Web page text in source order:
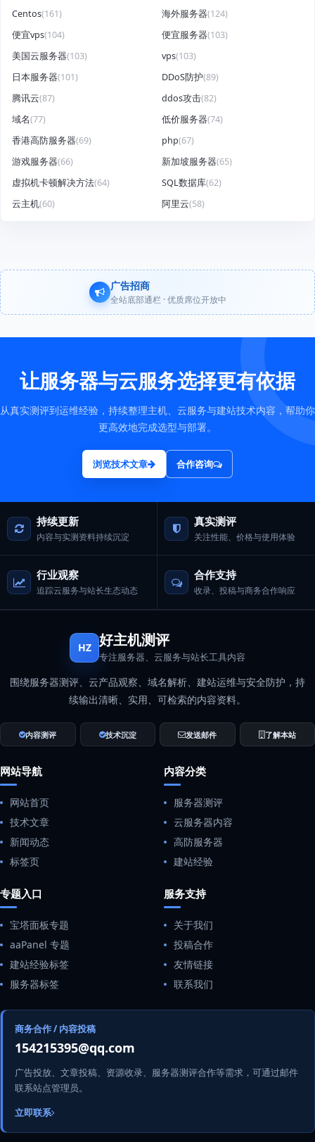
Centos(161) 海外服务器(124)
便宜vps(104) 便宜服务器(103)
美国云服务器(103) vps(103)
日本服务器(101) DDoS防护(89)
腾讯云(87) ddos攻击(82)
域名(77) 低价服务器(74)
香港高防服务器(69) php(67)
游戏服务器(66) 新加坡服务器(65)
虚拟机卡顿解决方法(64) SQL数据库(62)
云主机(60) 阿里云(58)
广告招商
全站底部通栏 · 优质席位开放中
让服务器与云服务选择更有依据
从真实测评到运维经验，持续整理主机、云服务与建站技术内容，帮助你
更高效地完成选型与部署。
浏览技术文章 合作咨询
持续更新
内容与实测资料持续沉淀
真实测评
关注性能、价格与使用体验
行业观察
追踪云服务与站长生态动态
合作支持
收录、投稿与商务合作响应
HZ 好主机测评
专注服务器、云服务与站长工具内容
围绕服务器测评、云产品观察、域名解析、建站运维与安全防护，持
续输出清晰、实用、可检索的内容资料。
内容测评 技术沉淀 发送邮件 了解本站
网站导航
网站首页
技术文章
新闻动态
标签页
内容分类
服务器测评
云服务器内容
高防服务器
建站经验
专题入口
宝塔面板专题
aaPanel 专题
建站经验标签
服务器标签
服务支持
关于我们
投稿合作
友情链接
联系我们
商务合作 / 内容投稿
154215395@qq.com
广告投放、文章投稿、资源收录、服务器测评合作等需求，可通过邮件
联系站点管理员。
立即联系